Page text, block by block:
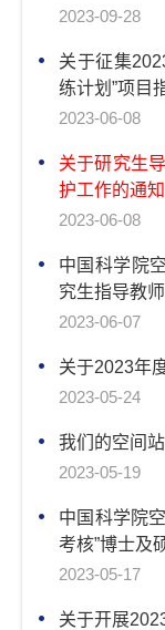
2023-09-28
关于征集
练计划”项目
2023-06-08
关于研究生
护工作的通知
2023-06-08
中国科学院
究生指导教
2023-06-07
关于2023年
2023-05-24
我们的空间
2023-05-19
中国科学院
考核”博士及
2023-05-17
关于开展